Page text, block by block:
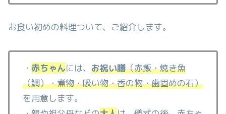
お食い初めの料理ついて、ご紹介します。
・ 赤ちゃんには、 お祝い膳（赤飯・焼き魚
（鯛）・煮物・吸い物・香の物・歯固めの石）
を用意します。